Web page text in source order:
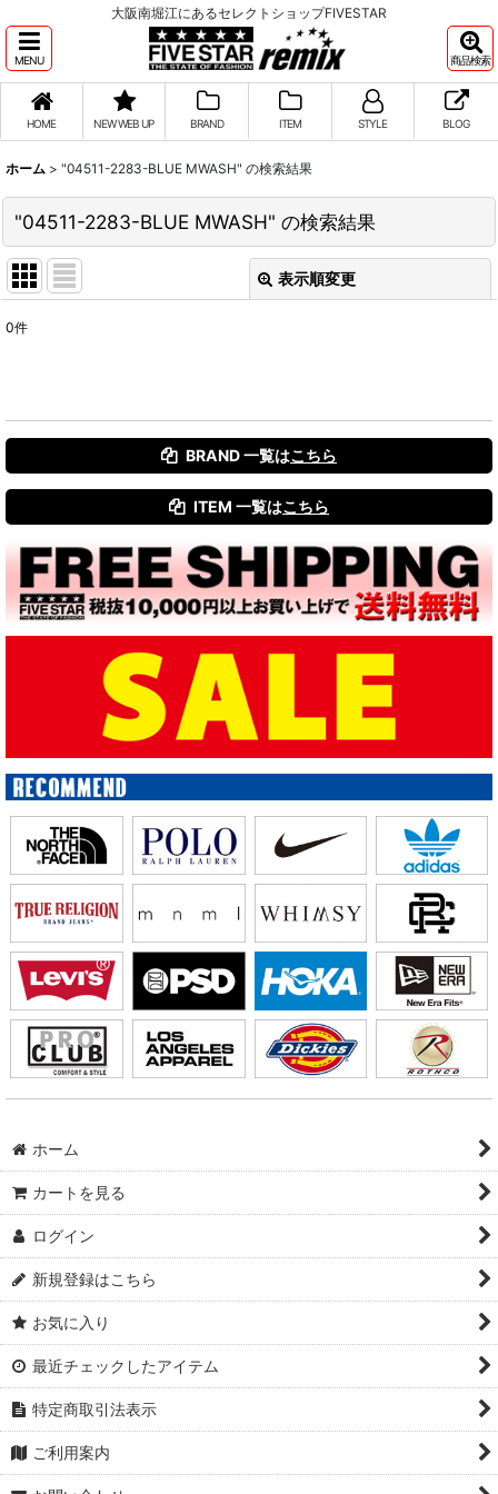
大阪南堀江にあるセレクトショップFIVESTAR
MENU 商品検索
HOME NEW WEB UP BRAND ITEM STYLE BLOG
ホーム > "04511-2283-BLUE MWASH" の検索結果
"04511-2283-BLUE MWASH" の検索結果
表示順変更
商品検索
絞り込む
0件
BRAND 一覧はこちら
ITEM 一覧はこちら
ホーム
カートを見る
ログイン
新規登録はこちら
お気に入り
最近チェックしたアイテム
特定商取引法表示
ご利用案内